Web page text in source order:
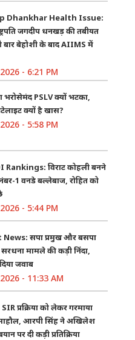
Dhankhar Health Issue:
जगदीप धनखड़ की तबीयत
बार बेहोशी के बाद AIIMS में
- 6:21 PM
भरोसेमंद PSLV क्यों भटका,
क्यों है खास?
- 5:58 PM
Rankings: विराट कोहली बनने
1 वनडे बल्लेबाज, रोहित को
- 5:44 PM
सपा प्रमुख और बसपा
मामले की कड़ी निंदा,
जवाब
- 11:33 AM
प्रक्रिया को लेकर गरमाया
आरपी सिंह ने अखिलेश
पर दी कड़ी प्रतिक्रिया